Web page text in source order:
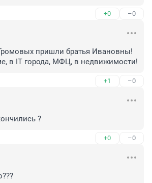
+0 –0
пришли братья Ивановны!
в IT города, МФЦ, в недвижимости!
+1 –0
?
+0 –0